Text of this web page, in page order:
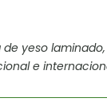
yeso
e